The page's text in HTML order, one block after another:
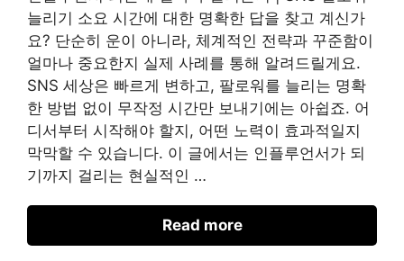
늘리기 소요 시간에 대한 명확한 답을 찾고 계신가
요? 단순히 운이 아니라, 체계적인 전략과 꾸준함이
얼마나 중요한지 실제 사례를 통해 알려드릴게요.
SNS 세상은 빠르게 변하고, 팔로워를 늘리는 명확
한 방법 없이 무작정 시간만 보내기에는 아쉽죠. 어
디서부터 시작해야 할지, 어떤 노력이 효과적일지
막막할 수 있습니다. 이 글에서는 인플루언서가 되
기까지 걸리는 현실적인 …
Read more